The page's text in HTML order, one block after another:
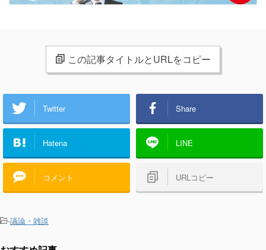
この記事タイトルとURLをコピー
Twitter Share
Hatena LINE
コメント URLコピー
-議論・雑談